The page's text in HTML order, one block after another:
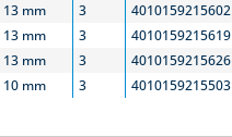
13 mm 3
4010159215602
13 mm 3
4010159215619
13 mm 3
4010159215626
10 mm 3 4010159215503